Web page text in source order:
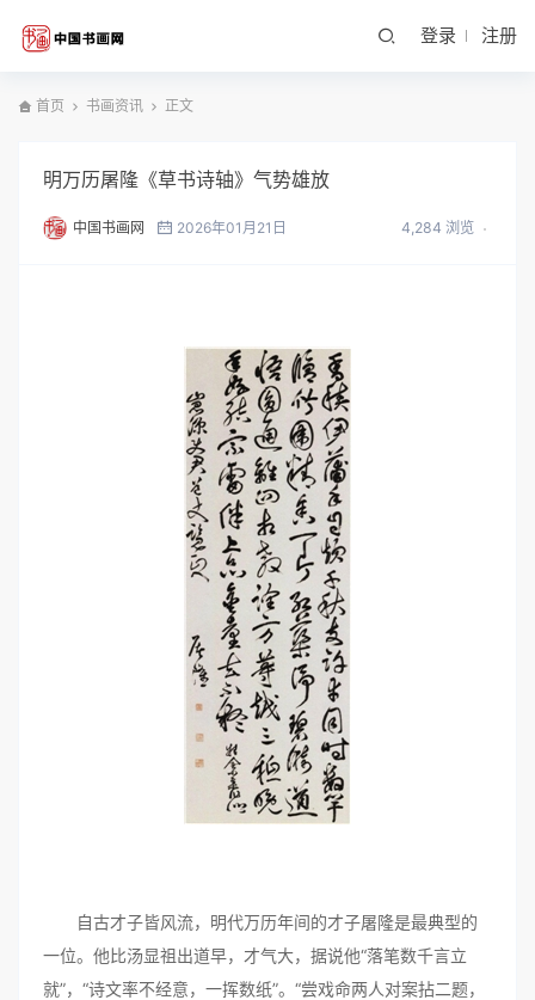
登录 注册
首页 书画资讯 正文
明万历屠隆《草书诗轴》气势雄放
中国书画网 2026年01月21日 4,284 浏览
自古才子皆风流，明代万历年间的才子屠隆是最典型的
一位。他比汤显祖出道早，才气大，据说他“落笔数千言立
就”，“诗文率不经意，一挥数纸”。“尝戏命两人对案拈二题，